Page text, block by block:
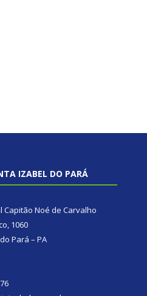
IZABEL DO PARÁ
Capitão Noé de Carvalho
1060
Pará – PA